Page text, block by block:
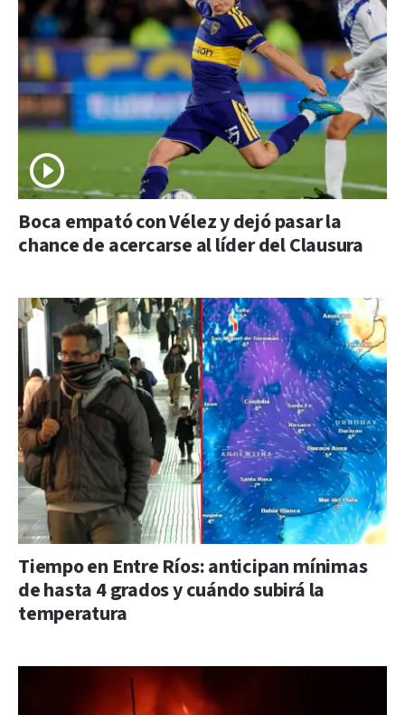
Boca empató con Vélez y dejó pasar la
chance de acercarse al líder del Clausura
Tiempo en Entre Ríos: anticipan mínimas
de hasta 4 grados y cuándo subirá la
temperatura